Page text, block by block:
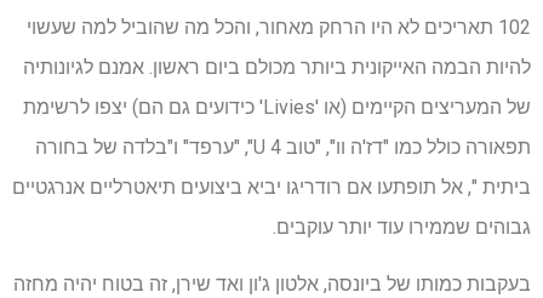
102 תאריכים לא היו הרחק מאחור, והכל מה שהוביל למה שעשוי
להיות הבמה האייקונית ביותר מכולם ביום ראשון. אמנם לגיונותיה
של המעריצים הקיימים (או 'Livies' כידועים גם הם) יצפו לרשימת
תפאורה כולל כמו "דז'ה וו", "טוב 4 U", "ערפד" ו"בלדה של בחורה
ביתית ", אל תופתעו אם רודריגו יביא ביצועים תיאטרליים אנרגטיים
גבוהים שממירו עוד יותר עוקבים.
בעקבות כמותו של ביונסה, אלטון ג'ון ואד שירן, זה בטוח יהיה מחזה